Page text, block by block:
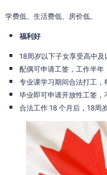
学费低、生活费低、房价低。
福利好
18周岁以下子女享受高中及
配偶可申请工签，工作半年
专业课学习期间合法打工，
毕业即可申请开放性工签，
合法工作 18 个月后，18周